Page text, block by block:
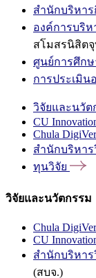
สำนักบริหา
องค์การบริ
สโมสรนิสิต
ศูนย์การศึกษ
การประเมิน
วิจัยและนวัต
CU
Chula
สำนักบริหาร
ทุนวิจัย
วิจัยและนวัตกรรม
Chula
CU
สำนักบริหาร
(สบจ.)